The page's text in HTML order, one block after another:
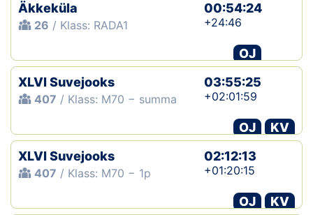
Äkkeküla
26 / Klass: RADA1
00:54:24
+24:46
OJ
XLVI Suvejooks
407 / Klass: M70 − summa
03:55:25
+02:01:59
OJ
KV
XLVI Suvejooks
407 / Klass: M70 − 1p
02:12:13
+01:20:15
OJ
KV